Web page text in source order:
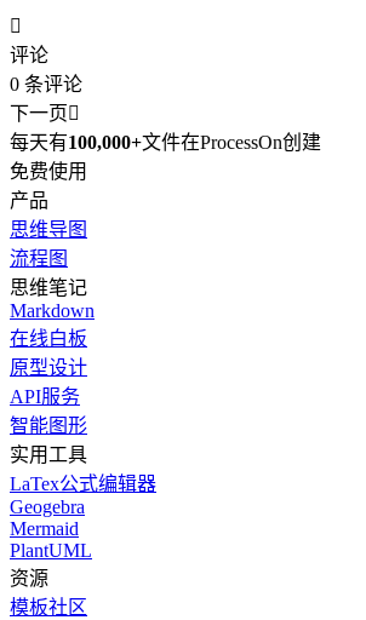

评论
0 条评论
下一页
每天有100,000+文件在ProcessOn创建
免费使用
产品
思维导图
流程图
思维笔记
Markdown
在线白板
原型设计
API服务
智能图形
实用工具
LaTex公式编辑器
Geogebra
Mermaid
PlantUML
资源
模板社区